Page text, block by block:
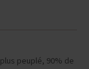
peuplé, 90% de